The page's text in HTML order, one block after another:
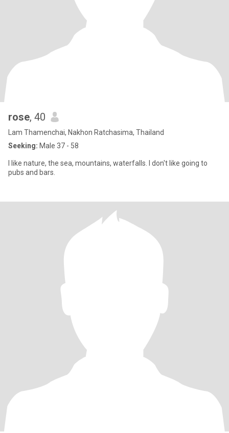
rose, 40
Lam Thamenchai, Nakhon Ratchasima, Thailand
Seeking: Male 37 - 58
I like nature, the sea, mountains, waterfalls. I don't like going to
pubs and bars.